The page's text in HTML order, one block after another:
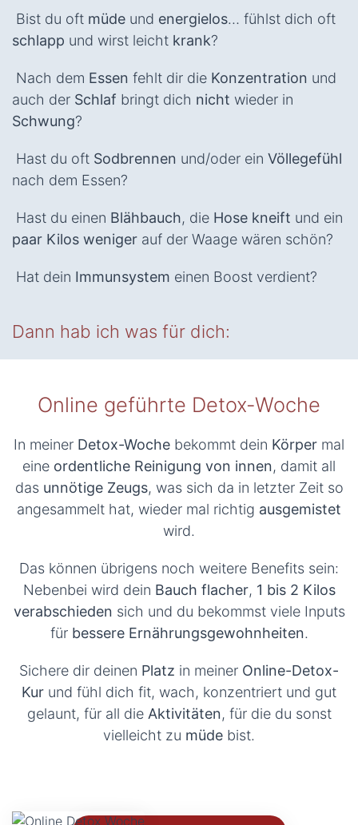
Bist du oft müde und energielos… fühlst dich oft
schlapp und wirst leicht krank?
Nach dem Essen fehlt dir die Konzentration und
auch der Schlaf bringt dich nicht wieder in
Schwung?
Hast du oft Sodbrennen und/oder ein Völlegefühl
nach dem Essen?
Hast du einen Blähbauch, die Hose kneift und ein
paar Kilos weniger auf der Waage wären schön?
Hat dein Immunsystem einen Boost verdient?
Dann hab ich was für dich:
Online geführte Detox-Woche
In meiner Detox-Woche bekommt dein Körper mal
eine ordentliche Reinigung von innen, damit all
das unnötige Zeugs, was sich da in letzter Zeit so
angesammelt hat, wieder mal richtig ausgemistet
wird.
Das können übrigens noch weitere Benefits sein:
Nebenbei wird dein Bauch flacher, 1 bis 2 Kilos
verabschieden sich und du bekommst viele Inputs
für bessere Ernährungsgewohnheiten.
Sichere dir deinen Platz in meiner Online-Detox-
Kur und fühl dich fit, wach, konzentriert und gut
gelaunt, für all die Aktivitäten, für die du sonst
vielleicht zu müde bist.